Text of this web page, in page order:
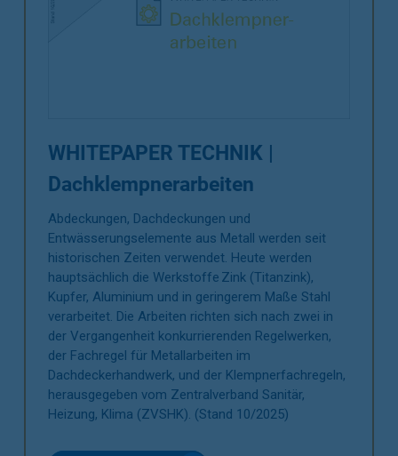
WHITEPAPER TECHNIK |
Dachklempnerarbeiten
Abdeckungen, Dachdeckungen und
Entwässerungselemente aus Metall werden seit
historischen Zeiten verwendet. Heute werden
hauptsächlich die Werkstoffe Zink (Titanzink),
Kupfer, Aluminium und in geringerem Maße Stahl
verarbeitet. Die Arbeiten richten sich nach zwei in
der Vergangenheit konkurrierenden Regelwerken,
der Fachregel für Metallarbeiten im
Dachdeckerhandwerk, und der Klempnerfachregeln,
herausgegeben vom Zentralverband Sanitär,
Heizung, Klima (ZVSHK). (Stand 10/2025)